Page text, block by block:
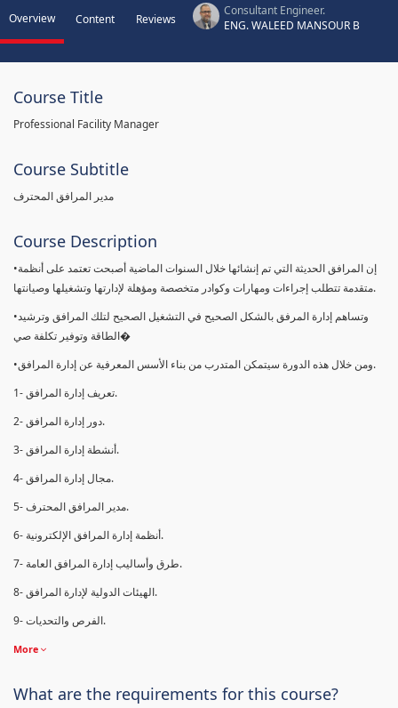
Overview Content Reviews
Consultant Engineer.
ENG. WALEED MANSOUR B
Course Title
Professional Facility Manager
Course Subtitle
مدير المرافق المحترف
Course Description
•إن المرافق الحديثة التي تم إنشائها خلال السنوات الماضية أصبحت تعتمد على أنظمة
متقدمة تتطلب إجراءات ومهارات وكوادر متخصصة ومؤهلة لإدارتها وتشغیلھا وصیانتھا.
•وتساهم إدارة المرفق بالشكل الصحيح في التشغيل الصحيح لتلك المرافق وترشيد
الطاقة وتوفير تكلفة صي�
•ومن خلال ھذه الدورة سيتمكن المتدرب من بناء الأسس المعرفية عن إدارة المرافق.
1- تعريف إدارة المرافق.
2- دور إدارة المرافق.
3- أنشطة إدارة المرافق.
4- مجال إدارة المرافق.
5- مدير المرافق المحترف.
6- أنظمة إدارة المرافق الإلكترونية.
7- طرق وأساليب إدارة المرافق العامة.
8- الهيئات الدولية لإدارة المرافق.
9- الفرص والتحديات.
More
What are the requirements for this course?